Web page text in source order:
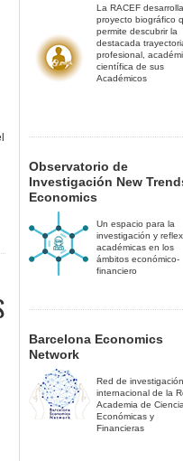
La RACEF
proyecto biográfico
permite descubrir la
destacada
profesional,
científica de sus
Académicos
Observatorio de
Investigación New
Economics
Un espacio para la
investigación y
académicas en los
ámbitos económico-
financiero
Barcelona Economics
Network
Red de investigación
internacional de la
Academia de
Económicas y
Financieras